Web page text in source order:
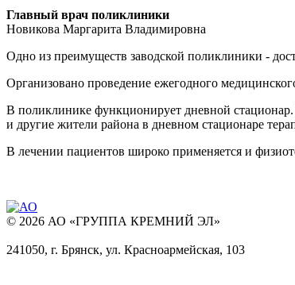
Главный врач поликлиники
Новикова Маргарита Владимировна
Одно из преимуществ заводской поликлиники -
Организовано проведение ежегодного
В поликлинике функционирует дневной стационар.
и другие жители района в дневном стационаре
В лечении пациентов широко применяется и
© 2026 АО «ГРУППА КРЕМНИЙ ЭЛ»
241050, г. Брянск, ул. Красноармейская, 103